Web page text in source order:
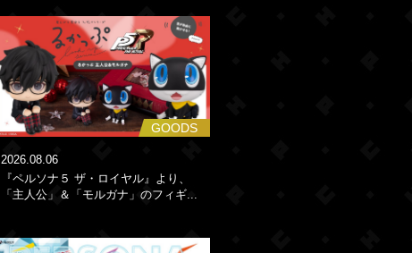
GOODS
2026.08.06
『ペルソナ５ ザ・ロイヤル』より、
「主人公」＆「モルガナ」のフィギ...